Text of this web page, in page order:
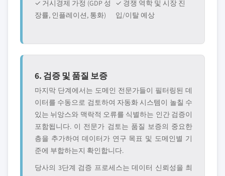
✓ 거시경제 가정 (GDP 성
장률, 인플레이션, 통화)
✓ 경쟁 역학 및 시장 진
입/이탈 예상
6. 검증 및 품질 보증
마지막 단계에서는 도메인 전문가들이 필터링된 데
이터를 수동으로 검토하여 자동화 시스템이 놀칠 수
있는 뉘앙스와 맥락적 오류를 식별하는 인간 검증이
포함됩니다. 이 전문가 검토는 품질 보증의 중요한
층을 추가하여 데이터가 연구 목표 및 도메인별 기
준에 부합하는지 확인합니다.
당사의 3단계 검증 프로세스는 데이터 신뢰성을 최